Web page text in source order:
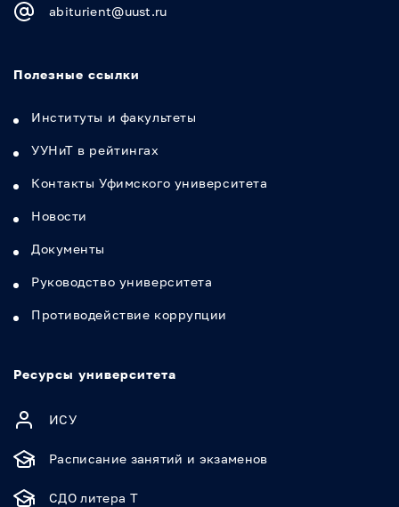
abiturient@uust.ru
Полезные ссылки
Институты и факультеты
УУНиТ в рейтингах
Контакты Уфимского университета
Новости
Документы
Руководство университета
Противодействие коррупции
Ресурсы университета
ИСУ
Расписание занятий и экзаменов
СДО литера Т